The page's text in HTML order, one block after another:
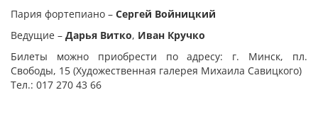
Пария фортепиано – Сергей Войницкий
Ведущие – Дарья Витко, Иван Кручко
Билеты можно приобрести по адресу: г. Минск, пл.
Свободы, 15 (Художественная галерея Михаила Савицкого)
Тел.: 017 270 43 66